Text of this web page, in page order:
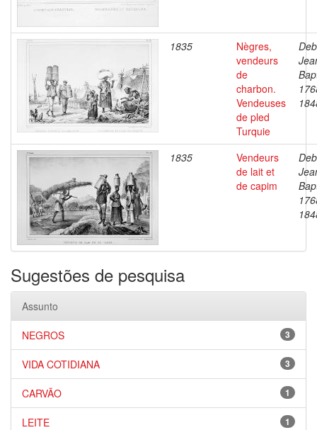
1835
Nègres,
vendeurs
de
charbon.
Vendeuses
de pled
Turquie
1835
Vendeurs
de lait et
de capim
Sugestões de pesquisa
Assunto
3
NEGROS
3
VIDA COTIDIANA
1
CARVÃO
1
LEITE